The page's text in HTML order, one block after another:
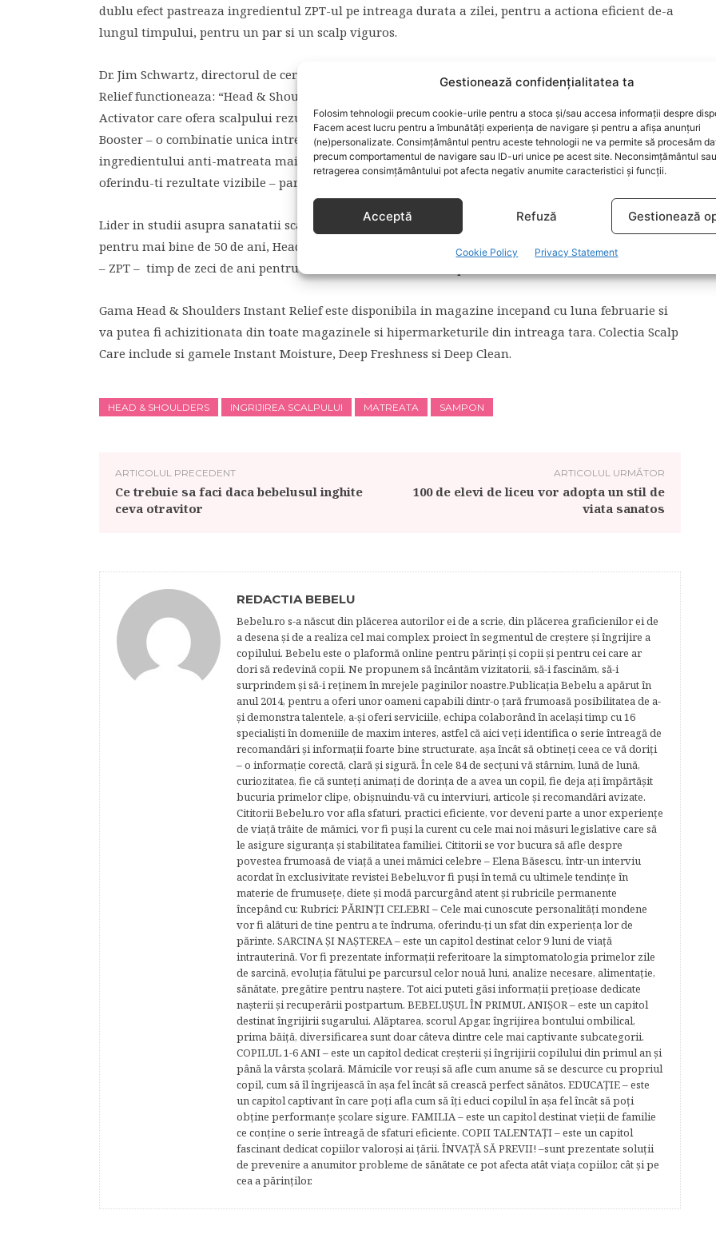
Gestionează confidențialitatea ta
Folosim tehnologii precum cookie-urile pentru a stoca și/sau accesa informații despre
Facem acest lucru pentru a îmbunătăți experiența de navigare și pentru a afișa anunțuri
(ne)personalizate. Consimțământul pentru aceste tehnologii ne va permite să procesăm
precum comportamentul de navigare sau ID-uri unice pe acest site. Neconsimțământul sau
retragerea consimțământului pot afecta negativ anumite caracteristici și funcții.
Acceptă Refuză Gestionează
Cookie Policy Privacy Statement
dublu efect pastreaza ingredientul ZPT-ul pe intreaga durata a zilei, pentru a actiona eficient de-a
lungul timpului, pentru un par si un scalp viguros.
Dr. Jim Schwartz, directorul de cercetare Head & Shoulders, explica felul in care formula Instant
Relief functioneaza: “Head & Shoulders Instant Relief contine un complex Thermo-Cooling
Activator care ofera scalpului rezultate imediate. Aceasta formula include si tehnologia Zinc
Booster – o combinatie unica intre ZPT si zinc, ce se activeaza la contact si elibereaza puterea
ingredientului anti-matreata mai eficient, de trei ori mai rapid decat produsele competitoare,
oferindu-ti rezultate vizibile – par 100% fara matreata.”
Lider in studii asupra sanatatii scalpului si in dezvoltarea produselor pentru ingrijirea scalpului
pentru mai bine de 50 de ani, Head & Shoulders a optimizat formula ingredientului anti-matreata
– ZPT – timp de zeci de ani pentru a oferi solutii eficiente asupra diverselor cauze ale matretii.
Gama Head & Shoulders Instant Relief este disponibila in magazine incepand cu luna februarie si
va putea fi achizitionata din toate magazinele si hipermarketurile din intreaga tara. Colectia Scalp
Care include si gamele Instant Moisture, Deep Freshness si Deep Clean.
HEAD & SHOULDERS INGRIJIREA SCALPULUI MATREATA SAMPON
ARTICOLUL PRECEDENT
Ce trebuie sa faci daca bebelusul inghite
ceva otravitor
ARTICOLUL URMĂTOR
100 de elevi de liceu vor adopta un stil de
viata sanatos
REDACTIA BEBELU
Bebelu.ro s-a născut din plăcerea autorilor ei de a scrie, din plăcerea graficienilor ei de
a desena şi de a realiza cel mai complex proiect în segmentul de creştere şi îngrijire a
copilului. Bebelu este o plaformă online pentru părinţi şi copii şi pentru cei care ar
dori să redevină copii. Ne propunem să încântăm vizitatorii, să-i fascinăm, să-i
surprindem şi să-i reţinem în mrejele paginilor noastre.​ Publicația Bebelu a apărut în
anul 2014, pentru a oferi unor oameni capabili dintr-o ţară frumoasă posibilitatea de a-
şi demonstra talentele, a-şi oferi serviciile, echipa colaborând în acelaşi timp cu 16
specialişti în domeniile de maxim interes, astfel că aici veţi identifica o serie întreagă de
recomandări şi informaţii foarte bine structurate, aşa încât să obtineţi ceea ce vă doriţi
– o informaţie corectă, clară şi sigură. În cele 84 de secțuni vă stârnim, lună de lună,
curiozitatea, fie că sunteţi animaţi de dorinţa de a avea un copil, fie deja aţi împărtăşit
bucuria primelor clipe, obişnuindu-vă cu interviuri, articole şi recomandări avizate.
Cititorii Bebelu.ro vor afla sfaturi, practici eficiente, vor deveni parte a unor experienţe
de viaţă trăite de mămici, vor fi puşi la curent cu cele mai noi măsuri legislative care să
le asigure siguranţa şi stabilitatea familiei. Cititorii se vor bucura să afle despre
povestea frumoasă de viață a unei mămici celebre – Elena Băsescu, într-un interviu
acordat în exclusivitate revistei Bebelu,vor fi puşi în temă cu ultimele tendinţe în
materie de frumuseţe, diete şi modă parcurgând atent şi rubricile permanente
începând cu: Rubrici: PĂRINŢI CELEBRI – Cele mai cunoscute personalităţi mondene
vor fi alături de tine pentru a te îndruma, oferindu-ţi un sfat din experienţa lor de
părinte. SARCINA ŞI NAŞTEREA – este un capitol destinat celor 9 luni de viaţă
intrauterină. Vor fi prezentate informaţii referitoare la simptomatologia primelor zile
de sarcină, evoluţia fătului pe parcursul celor nouă luni, analize necesare, alimentaţie,
sănătate, pregătire pentru naştere. Tot aici puteti găsi informaţii preţioase dedicate
naşterii şi recuperării postpartum. BEBELUŞUL ÎN PRIMUL ANIŞOR – este un capitol
destinat îngrijirii sugarului. Alăptarea, scorul Apgar, îngrijirea bontului ombilical,
prima băiţă, diversificarea sunt doar câteva dintre cele mai captivante subcategorii.
COPILUL 1-6 ANI – este un capitol dedicat creşterii şi îngrijirii copilului din primul an şi
până la vârsta şcolară. Mămicile vor reuşi să afle cum anume să se descurce cu propriul
copil, cum să îl îngrijească în aşa fel încât să crească perfect sănătos. EDUCAŢIE – este
un capitol captivant în care poţi afla cum să îţi educi copilul în aşa fel încât să poţi
obţine performanţe şcolare sigure. FAMILIA – este un capitol destinat vieţii de familie
ce conţine o serie întreagă de sfaturi eficiente. COPII TALENTAŢI – este un capitol
fascinant dedicat copiilor valoroși ai țării. ÎNVAŢĂ SĂ PREVII! –sunt prezentate soluţii
de prevenire a anumitor probleme de sănătate ce pot afecta atât viaţa copiilor, cât şi pe
cea a părinţilor.